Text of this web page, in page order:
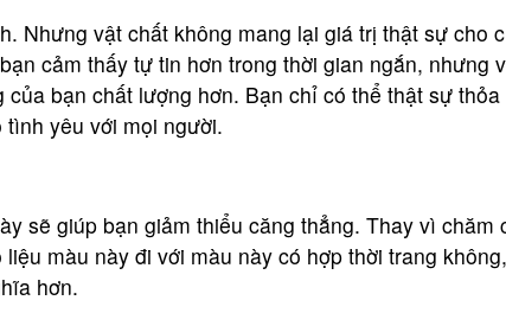
Nhưng vật chất không mang lại giá trị thật sự cho
cảm thấy tự tin hơn trong thời gian ngắn, nhưng
bạn chất lượng hơn. Bạn chỉ có thể thật sự thỏa
yêu với mọi người.
sẽ giúp bạn giảm thiểu căng thẳng. Thay vì chăm
màu này đi với màu này có hợp thời trang không,
hơn.